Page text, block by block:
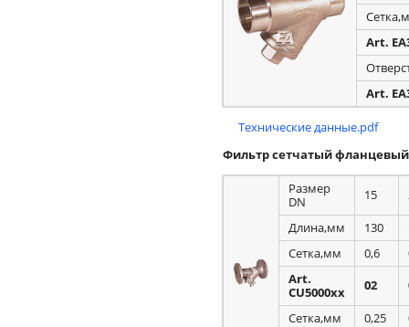
Art.
Art.
Технические данные.pdf
Фильтр сетчатый фланцевый
Размер
DN
15
Длина,мм
130
Сетка,мм
0,6
Art.
CU5000xx
02
Сетка,мм
0,25